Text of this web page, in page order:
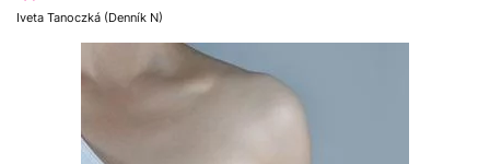
Iveta Tanoczká (Denník N)